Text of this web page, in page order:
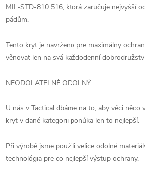
MIL-STD-810 516, ktorá zaručuje nejvyšší
pádům.
Tento kryt je navrženo pre maximálny
věnovat len na svá každodenní
NEODOLATELNĚ ODOLNÝ
U nás v Tactical dbáme na to, aby věci něco
kryt v dané kategorii ponúka len to nejlepší.
Při výrobě jsme použili velice odolné
technológia pre co nejlepší výstup ochrany.